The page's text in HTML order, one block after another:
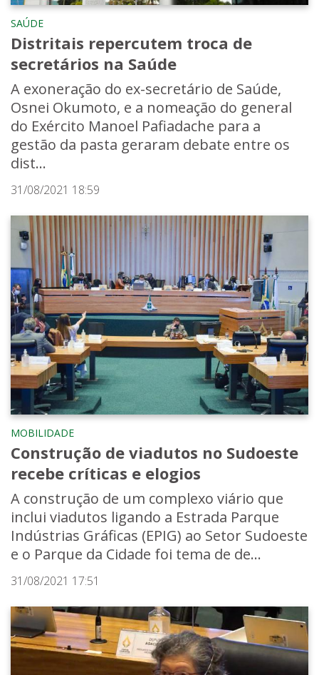
SAÚDE
Distritais repercutem troca de
secretários na Saúde
A exoneração do ex-secretário de Saúde,
Osnei Okumoto, e a nomeação do general
do Exército Manoel Pafiadache para a
gestão da pasta geraram debate entre os
dist...
31/08/2021 18:59
MOBILIDADE
Construção de viadutos no Sudoeste
recebe críticas e elogios
A construção de um complexo viário que
inclui viadutos ligando a Estrada Parque
Indústrias Gráficas (EPIG) ao Setor Sudoeste
e o Parque da Cidade foi tema de de...
31/08/2021 17:51